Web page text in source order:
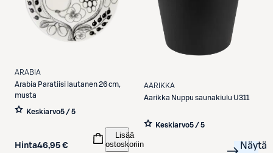
ARABIA
Arabia Paratiisi lautanen 26 cm,
musta
Keskiarvo5 / 5
Hinta46,95 €
Lisää
ostoskoriin
AARIKKA
Aarikka Nuppu saunakiulu U311
Keskiarvo5 / 5
Näytä